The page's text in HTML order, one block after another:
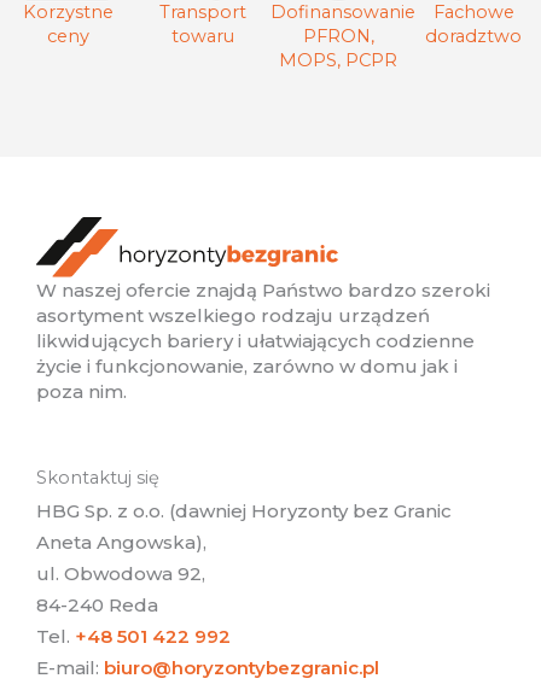
Korzystne
ceny
Transport
towaru
Dofinansowanie
PFRON,
MOPS, PCPR
Fachowe
doradztwo
W naszej ofercie znajdą Państwo bardzo szeroki
asortyment wszelkiego rodzaju urządzeń
likwidujących bariery i ułatwiających codzienne
życie i funkcjonowanie, zarówno w domu jak i
poza nim.
Skontaktuj się
HBG Sp. z o.o. (dawniej Horyzonty bez Granic
Aneta Angowska),
ul. Obwodowa 92,
84-240 Reda
Tel. +48 501 422 992
E-mail: biuro@horyzontybezgranic.pl